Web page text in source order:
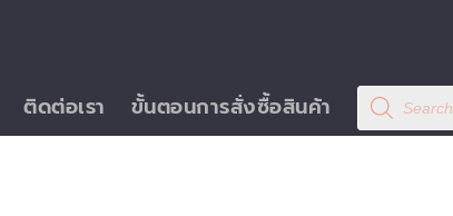
ติดต่อเรา ขั้นตอนการสั่งซื้อสินค้า
Products
search